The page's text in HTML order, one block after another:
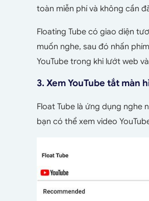
toàn miễn phí và không cần
Floating Tube có giao diện
muốn nghe, sau đó nhấn
YouTube trong khi lướt web
3. Xem YouTube tắt màn
Float Tube là ứng dụng nghe
bạn có thể xem video